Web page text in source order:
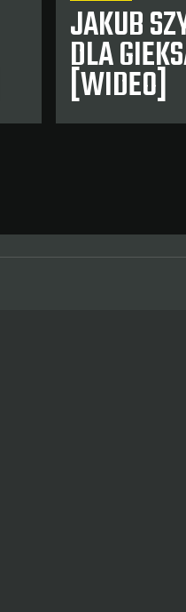
JAKUB
DLA
[WIDEO]